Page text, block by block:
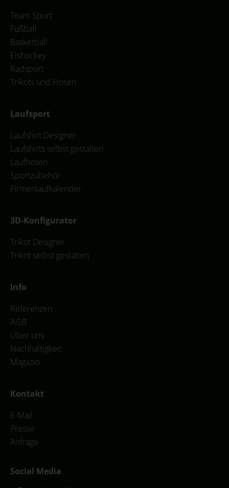
Team Sport
Fußball
Basketball
Eishockey
Radsport
Trikots und Hosen
Laufsport
Laufshirt Designer
Laufshirts selbst gestalten
Laufhosen
Sportzubehör
Firmenlaufkalender
3D-Konfigurator
Trikot Designer
Trikot selbst gestalten
Info
Referenzen
AGB
Über uns
Nachhaltigkeit
Magazin
Kontakt
E-Mail
Presse
Anfrage
Social Media